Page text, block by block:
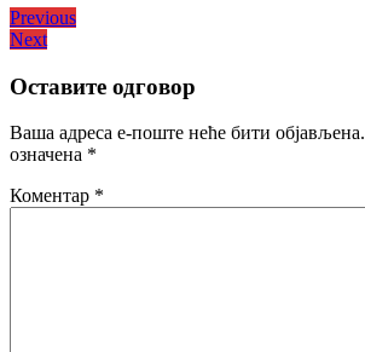
Кретање
чланка
PreviousPrevious
NextNext
Оставите одговор
Ваша адреса е-поште неће бити објављена.
означена *
Коментар *